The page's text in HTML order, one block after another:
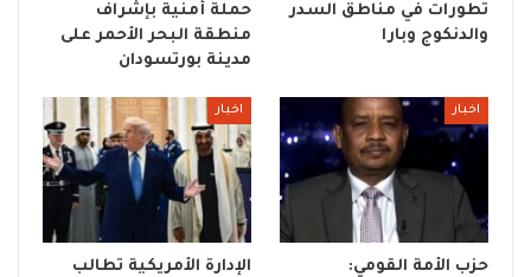
تطورات في مناطق السدر
والدنكوج وبارا
حملة أمنية بإشراف
منطقة البحر الأحمر على
مدينة بورتسودان
اخبار
حزب الأمة القومي:
اخبار
الإدارة الأمريكية تطالب